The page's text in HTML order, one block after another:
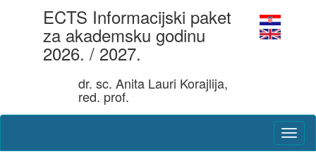
ECTS Informacijski paket
za akademsku godinu
2026. / 2027.
dr. sc. Anita Lauri Korajlija,
red. prof.